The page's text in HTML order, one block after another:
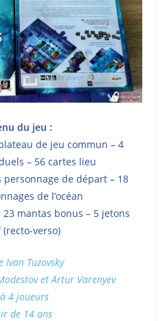
du jeu :
de jeu commun – 4
– 56 cartes lieu
personnage de départ – 18
de l’océan
mantas bonus – 5 jetons
verso)
Ivan Tuzovsky
et Artur Varenyev
4 joueurs
de 14 ans